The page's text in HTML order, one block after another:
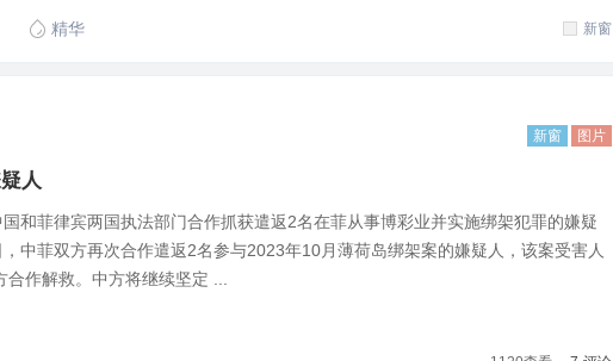
精华 新窗
新窗 图片
人
和菲律宾两国执法部门合作抓获遣返2名在菲从事博彩业并实施绑架犯罪的嫌疑
，中菲双方再次合作遣返2名参与2023年10月薄荷岛绑架案的嫌疑人，该案受害人
合作解救。中方将继续坚定 ...